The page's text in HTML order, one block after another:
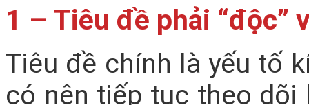
1 – Tiêu đề phải “độc”
Tiêu đề chính là yếu tố
có nên tiếp tục theo dõi